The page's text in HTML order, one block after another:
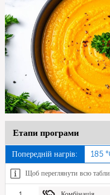
Етапи програми
Попередній нагрів: 185
Щоб переглянути всю